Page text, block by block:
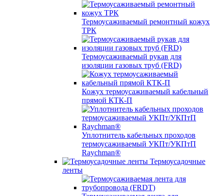
Термоусаживаемый ремонтный кожух
ТРК
Термоусаживаемый рукав для
изоляции газовых труб (FRD)
Кожух термоусаживаемый кабельный
прямой КТК-П
Уплотнитель кабельных проходов
термоусаживаемый УКПт/УКПтП
Raychman®
Термоусадочные
ленты